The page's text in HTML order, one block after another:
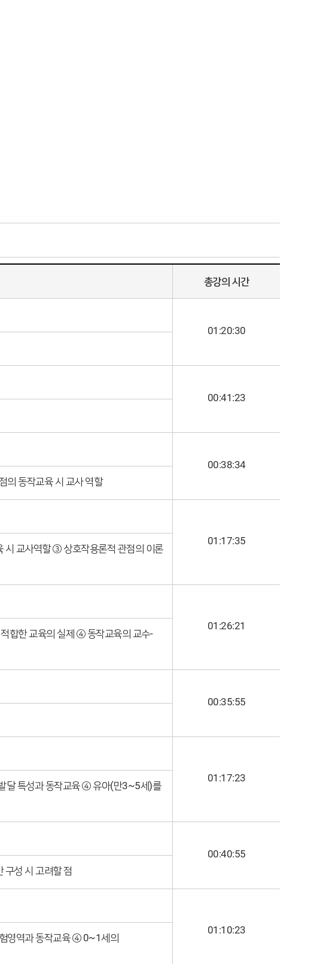
총강의 시간
01:20:30
00:41:23
00:38:34
의 동작교육 시 교사 역할
01:17:35
교사역할 ③ 상호작용론적 관점의 이론
01:26:21
합한 교육의 실제 ④ 동작교육의 교수-
00:35:55
01:17:23
달 특성과 동작교육 ④ 유아(만3~5세)를
00:40:55
성 시 고려할 점
01:10:23
영역과 동작교육 ④ 0~1세의